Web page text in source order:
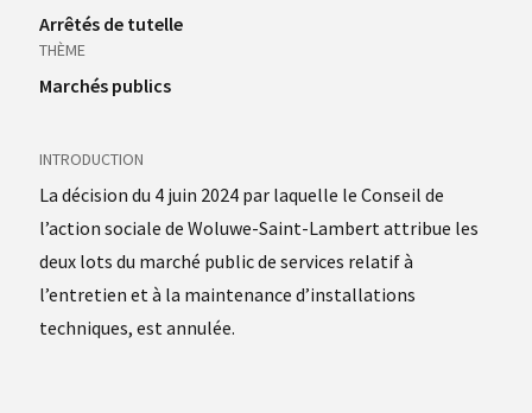
Arrêtés de tutelle
THÈME
Marchés publics
INTRODUCTION
La décision du 4 juin 2024 par laquelle le Conseil de
l’action sociale de Woluwe-Saint-Lambert attribue les
deux lots du marché public de services relatif à
l’entretien et à la maintenance d’installations
techniques, est annulée.